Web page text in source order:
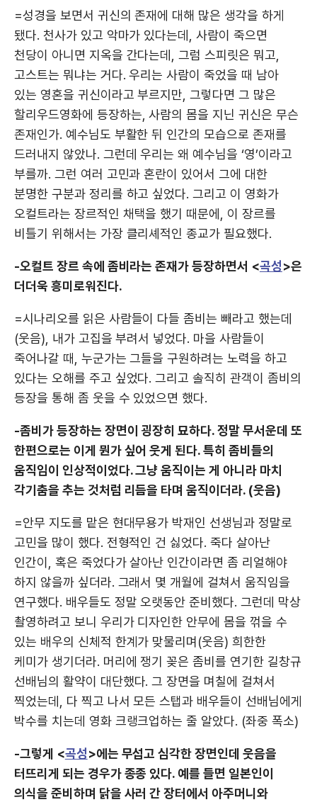
=성경을 보면서 귀신의 존재에 대해 많은 생각을 하게
됐다. 천사가 있고 악마가 있다는데, 사람이 죽으면
천당이 아니면 지옥을 간다는데, 그럼 스피릿은 뭐고,
고스트는 뭐냐는 거다. 우리는 사람이 죽었을 때 남아
있는 영혼을 귀신이라고 부르지만, 그렇다면 그 많은
할리우드영화에 등장하는, 사람의 몸을 지닌 귀신은 무슨
존재인가. 예수님도 부활한 뒤 인간의 모습으로 존재를
드러내지 않았나. 그런데 우리는 왜 예수님을 ‘영’이라고
부를까. 그런 여러 고민과 혼란이 있어서 그에 대한
분명한 구분과 정리를 하고 싶었다. 그리고 이 영화가
오컬트라는 장르적인 채택을 했기 때문에, 이 장르를
비틀기 위해서는 가장 클리셰적인 종교가 필요했다.
-오컬트 장르 속에 좀비라는 존재가 등장하면서 <곡성>은
더더욱 흥미로워진다.
=시나리오를 읽은 사람들이 다들 좀비는 빼라고 했는데
(웃음), 내가 고집을 부려서 넣었다. 마을 사람들이
죽어나갈 때, 누군가는 그들을 구원하려는 노력을 하고
있다는 오해를 주고 싶었다. 그리고 솔직히 관객이 좀비의
등장을 통해 좀 웃을 수 있었으면 했다.
-좀비가 등장하는 장면이 굉장히 묘하다. 정말 무서운데 또
한편으로는 이게 뭔가 싶어 웃게 된다. 특히 좀비들의
움직임이 인상적이었다. 그냥 움직이는 게 아니라 마치
각기춤을 추는 것처럼 리듬을 타며 움직이더라. (웃음)
=안무 지도를 맡은 현대무용가 박재인 선생님과 정말로
고민을 많이 했다. 전형적인 건 싫었다. 죽다 살아난
인간이, 혹은 죽었다가 살아난 인간이라면 좀 리얼해야
하지 않을까 싶더라. 그래서 몇 개월에 걸쳐서 움직임을
연구했다. 배우들도 정말 오랫동안 준비했다. 그런데 막상
촬영하려고 보니 우리가 디자인한 안무에 몸을 꺾을 수
있는 배우의 신체적 한계가 맞물리며(웃음) 희한한
케미가 생기더라. 머리에 쟁기 꽂은 좀비를 연기한 길창규
선배님의 활약이 대단했다. 그 장면을 며칠에 걸쳐서
찍었는데, 다 찍고 나서 모든 스탭과 배우들이 선배님에게
박수를 치는데 영화 크랭크업하는 줄 알았다. (좌중 폭소)
-그렇게 <곡성>에는 무섭고 심각한 장면인데 웃음을
터뜨리게 되는 경우가 종종 있다. 예를 들면 일본인이
의식을 준비하며 닭을 사러 간 장터에서 아주머니와